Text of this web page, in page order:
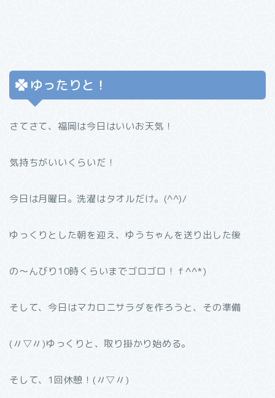
ゆったりと！
さてさて、福岡は今日はいいお天気！
気持ちがいいくらいだ！
今日は月曜日。洗濯はタオルだけ。(^^)/
ゆっくりとした朝を迎え、ゆうちゃんを送り出した後
の〜んびり10時くらいまでゴロゴロ！ｆ^^*)
そして、今日はマカロニサラダを作ろうと、その準備
(〃▽〃)ゆっくりと、取り掛かり始める。
そして、1回休憩！(〃▽〃)